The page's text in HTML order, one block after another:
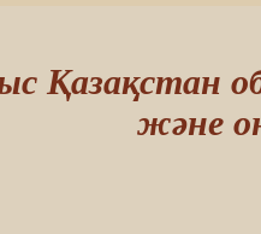
Қазақстан
және